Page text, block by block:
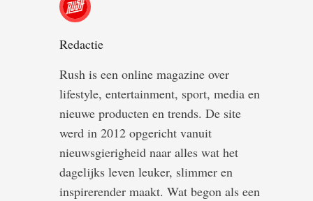
Redactie
Rush is een online magazine over
lifestyle, entertainment, sport, media en
nieuwe producten en trends. De site
werd in 2012 opgericht vanuit
nieuwsgierigheid naar alles wat het
dagelijks leven leuker, slimmer en
inspirerender maakt. Wat begon als een